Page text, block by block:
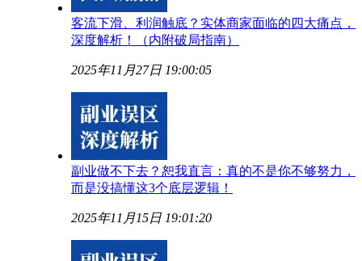
客流下滑、利润触底？实体商家面临的四大痛点，
深度解析！（内附破局指南）
2025年11月27日 19:00:05
副业做不下去？恕我直言：真的不是你不够努力，
而是没搞懂这3个底层逻辑！
2025年11月15日 19:01:20